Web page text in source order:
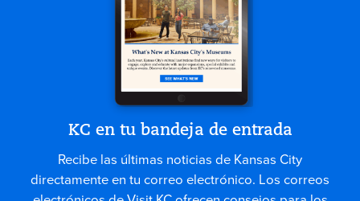
KC en tu bandeja de entrada
Recibe las últimas noticias de Kansas City
directamente en tu correo electrónico. Los correos